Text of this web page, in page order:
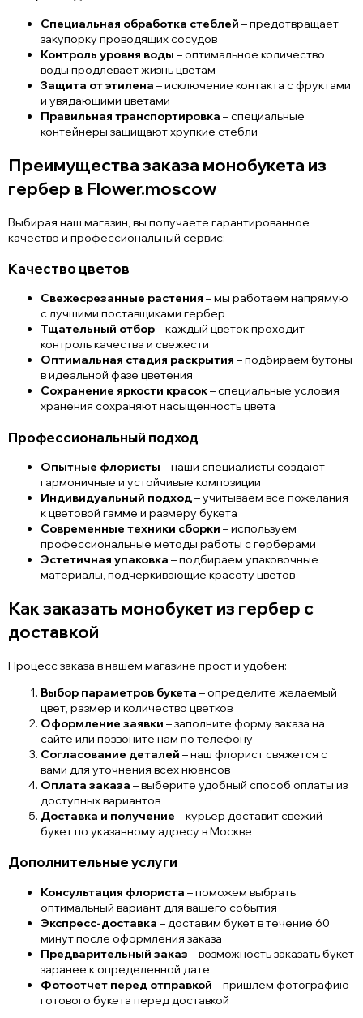
Специальная обработка стеблей – предотвращает
закупорку проводящих сосудов
Контроль уровня воды – оптимальное количество
воды продлевает жизнь цветам
Защита от этилена – исключение контакта с фруктами
и увядающими цветами
Правильная транспортировка – специальные
контейнеры защищают хрупкие стебли
Преимущества заказа монобукета из
гербер в Flower.moscow
Выбирая наш магазин, вы получаете гарантированное
качество и профессиональный сервис:
Качество цветов
Свежесрезанные растения – мы работаем напрямую
с лучшими поставщиками гербер
Тщательный отбор– каждый цветок проходит
контроль качества и свежести
Оптимальная стадия раскрытия – подбираем бутоны
в идеальной фазе цветения
Сохранение яркости красок– специальные условия
хранения сохраняют насыщенность цвета
Профессиональный подход
Опытные флористы – наши специалисты создают
гармоничные и устойчивые композиции
Индивидуальный подход– учитываем все пожелания
к цветовой гамме и размеру букета
Современные техники сборки – используем
профессиональные методы работы с герберами
Эстетичная упаковка – подбираем упаковочные
материалы, подчеркивающие красоту цветов
Как заказать монобукет из гербер с
доставкой
Процесс заказа в нашем магазине прост и удобен:
Выбор параметров букета – определите желаемый
цвет, размер и количество цветков
Оформление заявки – заполните форму заказа на
сайте или позвоните нам по телефону
Согласование деталей – наш флорист свяжется с
вами для уточнения всех нюансов
Оплата заказа – выберите удобный способ оплаты из
доступных вариантов
Доставка и получение – курьер доставит свежий
букет по указанному адресу в Москве
Дополнительные услуги
Консультация флориста – поможем выбрать
оптимальный вариант для вашего события
Экспресс-доставка – доставим букет в течение 60
минут после оформления заказа
Предварительный заказ – возможность заказать букет
заранее к определенной дате
Фотоотчет перед отправкой – пришлем фотографию
готового букета перед доставкой